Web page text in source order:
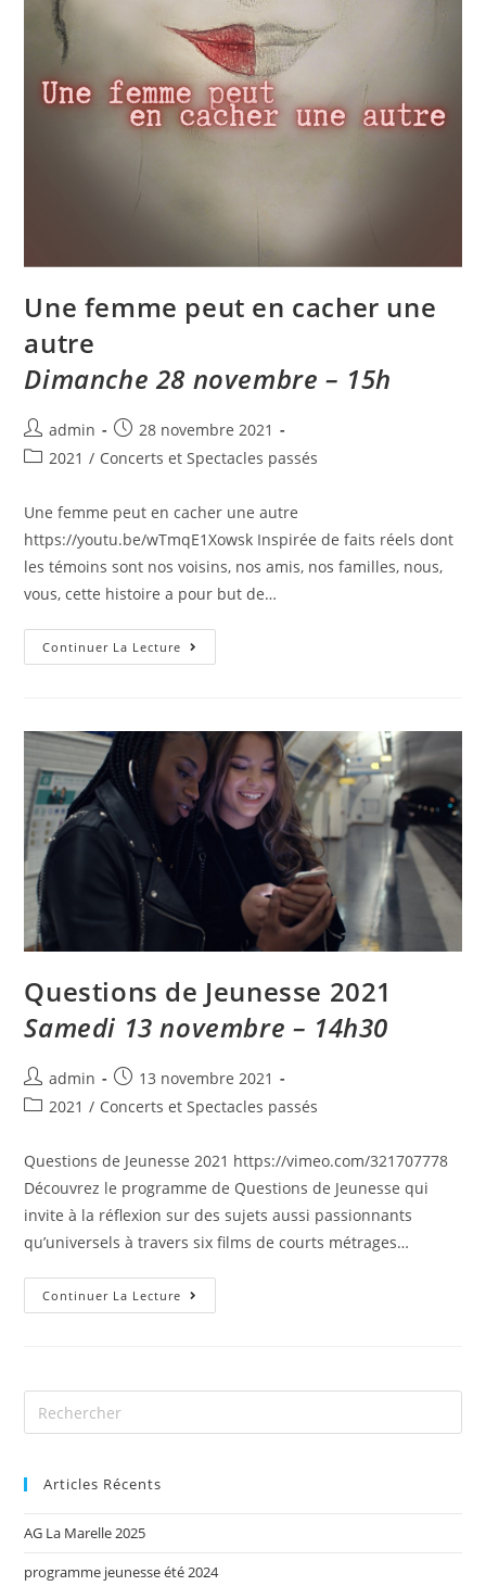
Une femme peut en cacher une
autre​
Dimanche 28 novembre – 15h
admin
28 novembre 2021
2021 / Concerts et Spectacles passés
Une femme peut en cacher une autre
https://youtu.be/wTmqE1Xowsk Inspirée de faits réels dont
les témoins sont nos voisins, nos amis, nos familles, nous,
vous, cette histoire a pour but de…
Continuer La Lecture
Questions de Jeunesse 2021​
Samedi 13 novembre – 14h30
admin
13 novembre 2021
2021 / Concerts et Spectacles passés
Questions de Jeunesse 2021 https://vimeo.com/321707778
Découvrez le programme de Questions de Jeunesse qui
invite à la réflexion sur des sujets aussi passionnants
qu’universels à travers six films de courts métrages…
Continuer La Lecture
Articles Récents
AG La Marelle 2025
programme jeunesse été 2024